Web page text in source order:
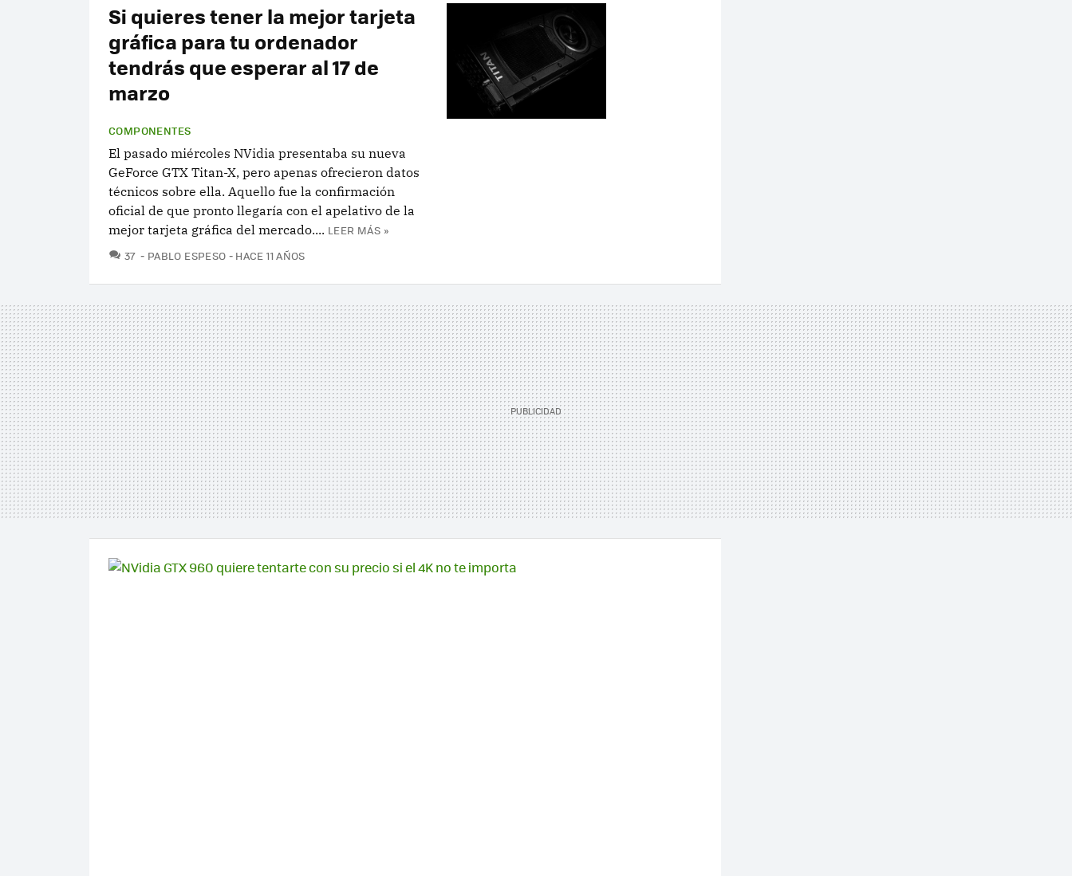
Si quieres tener la mejor tarjeta
gráfica para tu ordenador
tendrás que esperar al 17 de
marzo
COMPONENTES
El pasado miércoles NVidia presentaba su nueva
GeForce GTX Titan-X, pero apenas ofrecieron datos
técnicos sobre ella. Aquello fue la confirmación
oficial de que pronto llegaría con el apelativo de la
mejor tarjeta gráfica del mercado.... LEER MÁS »
37 COMENTARIOS
PABLO ESPESO HACE 11 AÑOS